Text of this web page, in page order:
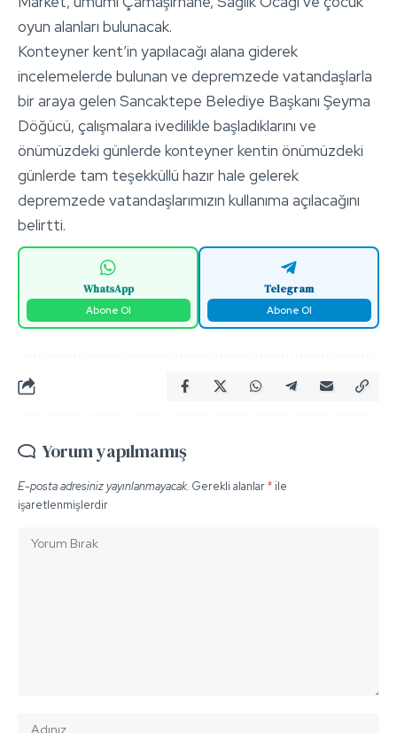
oyun alanları bulunacak.
Konteyner kent’in yapılacağı alana giderek
incelemelerde bulunan ve depremzede vatandaşlarla
bir araya gelen Sancaktepe Belediye Başkanı Şeyma
Döğücü, çalışmalara ivedilikle başladıklarını ve
önümüzdeki günlerde konteyner kentin önümüzdeki
günlerde tam teşekküllü hazır hale gelerek
depremzede vatandaşlarımızın kullanıma açılacağını
belirtti.
WhatsApp
Abone Ol
Telegram
Abone Ol
Yorum yapılmamış
E-posta adresiniz yayınlanmayacak. Gerekli alanlar*ile
işaretlenmişlerdir